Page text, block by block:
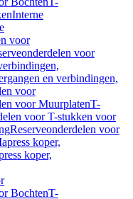
Interne
voor
voor
en verbindingen,
voor
voor MuurplatenT-
voor T-stukken voor
Reserveonderdelen voor
koper,
koper,
BochtenT-